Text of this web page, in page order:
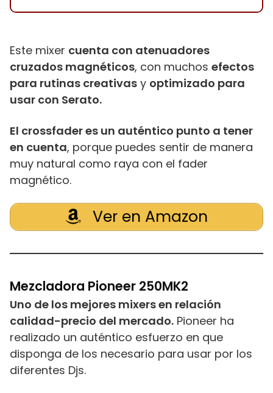
Este mixer cuenta con atenuadores
cruzados magnéticos, con muchos efectos
para rutinas creativas y optimizado para
usar con Serato.
El crossfader es un auténtico punto a tener
en cuenta, porque puedes sentir de manera
muy natural como raya con el fader
magnético.
Ver en Amazon
Mezcladora Pioneer 250MK2
Uno de los mejores mixers en relación
calidad-precio del mercado. Pioneer ha
realizado un auténtico esfuerzo en que
disponga de los necesario para usar por los
diferentes Djs.